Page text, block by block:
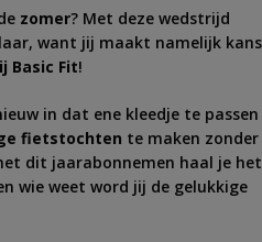
zomer? Met deze wedstrijd
want jij maakt namelijk kans
Basic Fit!
in dat ene kleedje te passen
fietstochten te maken zonder
dit jaarabonnemen haal je het
wie weet word jij de gelukkige